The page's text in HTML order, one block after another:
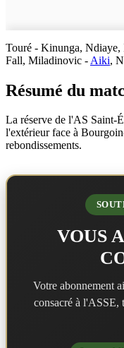
Touré - Kinunga, Ndiaye,
Fall, Miladinovic - Aiki,
Résumé du
La réserve de l'AS Saint-
l'extérieur face à
rebondissements.
VOUS
Votre abonnement
consacré à l'ASSE,